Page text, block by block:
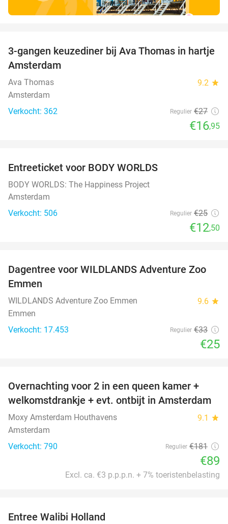
37%
3-gangen keuzediner bij Ava Thomas in hartje
Amsterdam
Ava Thomas 9.2 star
Amsterdam
Verkocht: 362
Regulier €27
€16,95
Entreeticket voor BODY WORLDS
BODY WORLDS: The Happiness Project
Amsterdam
Verkocht: 506
Regulier €25
€12,50
24%
Dagentree voor WILDLANDS Adventure Zoo
Emmen
WILDLANDS Adventure Zoo Emmen 9.6 star
Emmen
Verkocht: 17.453
Regulier €33
€25
51%
Overnachting voor 2 in een queen kamer +
welkomstdrankje + evt. ontbijt in Amsterdam
Moxy Amsterdam Houthavens 9.1 star
Amsterdam
Verkocht: 790
Regulier €181
€89
Excl. ca. €3 p.p.p.n. + 7% toeristenbelasting
Entree Walibi Holland